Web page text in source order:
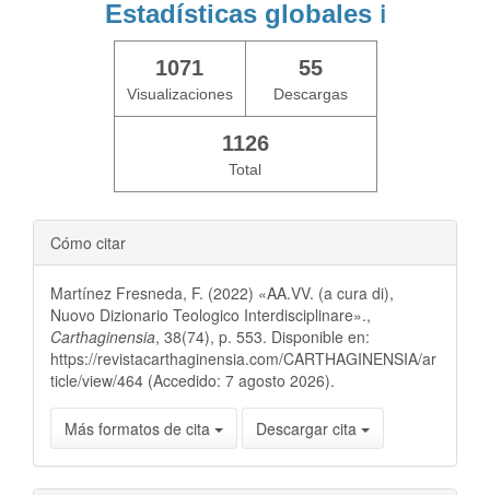
Estadísticas globales ℹ️
1071
Visualizaciones
55
Descargas
1126
Total
Cómo citar
Martínez Fresneda, F. (2022) «AA.VV. (a cura di),
Nuovo Dizionario Teologico Interdisciplinare».,
Carthaginensia, 38(74), p. 553. Disponible en:
https://revistacarthaginensia.com/CARTHAGINENSIA/ar
ticle/view/464 (Accedido: 7 agosto 2026).
Más formatos de cita Descargar cita